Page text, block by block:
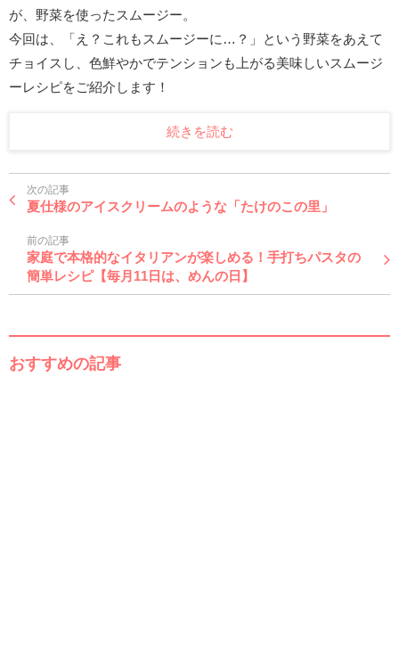
が、野菜を使ったスムージー。
今回は、「え？これもスムージーに…？」という野菜をあえて
チョイスし、色鮮やかでテンションも上がる美味しいスムージ
ーレシピをご紹介します！
続きを読む
次の記事
夏仕様のアイスクリームのような「たけのこの里」
前の記事
家庭で本格的なイタリアンが楽しめる！手打ちパスタの
簡単レシピ【毎月11日は、めんの日】
おすすめの記事